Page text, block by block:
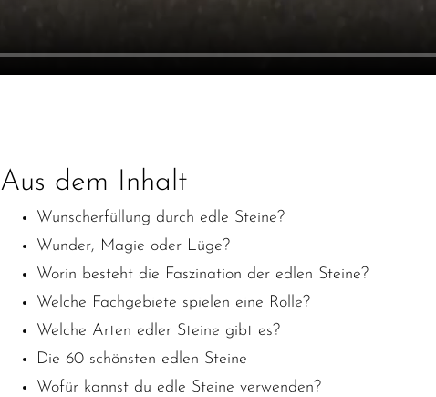
Aus dem Inhalt
Wunscherfüllung durch edle Steine?
Wunder, Magie oder Lüge?
Worin besteht die Faszination der edlen Steine?
Welche Fachgebiete spielen eine Rolle?
Welche Arten edler Steine gibt es?
Die 60 schönsten edlen Steine
Wofür kannst du edle Steine verwenden?